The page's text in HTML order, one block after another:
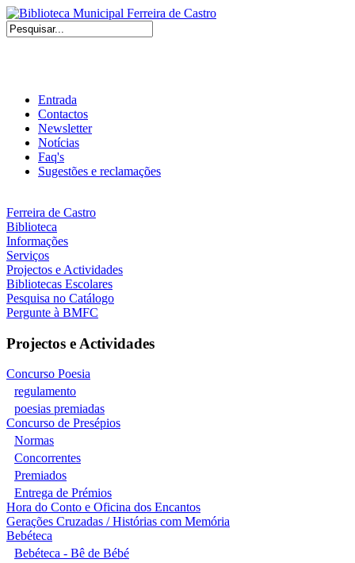
Entrada
Contactos
Newsletter
Notícias
Faq's
Sugestões e reclamações
Ferreira de Castro
Biblioteca
Informações
Serviços
Projectos e Actividades
Bibliotecas Escolares
Pesquisa no Catálogo
Pergunte à BMFC
Projectos e Actividades
Concurso Poesia
regulamento
poesias premiadas
Concurso de Presépios
Normas
Concorrentes
Premiados
Entrega de Prémios
Hora do Conto e Oficina dos Encantos
Gerações Cruzadas / Histórias com Memória
Bebéteca
Bebéteca - Bê de Bébé